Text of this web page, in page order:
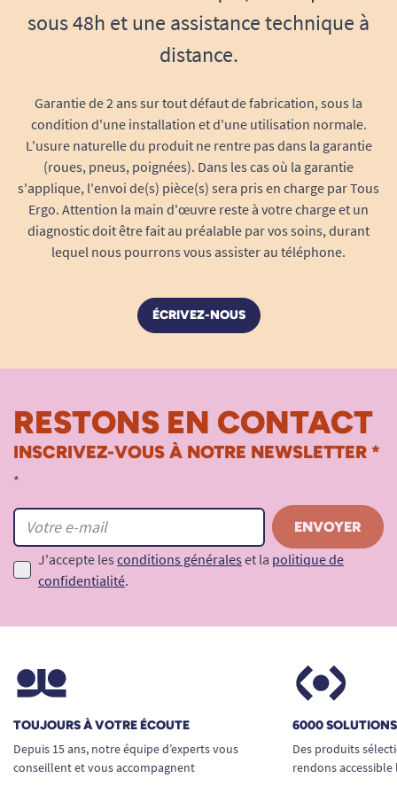
Diamètre rosace : 7,7 cm (cache les
fixations, facilite le nettoyage)
(vis non fournies, à adapter au support)
Garantie à vie fabricant – tranquillité
d’esprit assurée
Certification conforme aux normes
européennes
Entretien : nettoyage à l’eau savonneuse,
résiste aux détergents courants
Le choix malin : robustesse, hygiène,
Produit économiqueet haut de gamme :
optimisez votre sécurité sans compromis
qualité irréprochable.
Angle étudié pourtous types de besoins:
rôle de soutien, soulageant l’utilisateur et
préservant son autonomie.
Installation universelle
sanitaires, douches PMR ou salles de bain
de retraite, EHPAD, milieux hospitaliers ou
Design discret et contemporain
facilement à tous vos aménagements, sans
sous 48h et une assistance technique à
distance.
Garantie de 2 ans sur tout défaut de fabrication, sous la
condition d'une installation et d'une utilisation normale.
L'usure naturelle du produit ne rentre pas dans la garantie
(roues, pneus, poignées). Dans les cas où la garantie
s'applique, l'envoi de(s) pièce(s) sera pris en charge par Tous
Ergo. Attention la main d'œuvre reste à votre charge et un
diagnostic doit être fait au préalable par vos soins, durant
lequel nous pourrons vous assister au téléphone.
ÉCRIVEZ-NOUS
RESTONS EN CONTACT
INSCRIVEZ-VOUS À NOTRE NEWSLETTER *
*
J'accepte les conditions générales et la politique de
confidentialité.
TOUJOURS À VOTRE ÉCOUTE
Depuis 15 ans, notre équipe d’experts vous
conseillent et vous accompagnent
6000
Des produits
rendons